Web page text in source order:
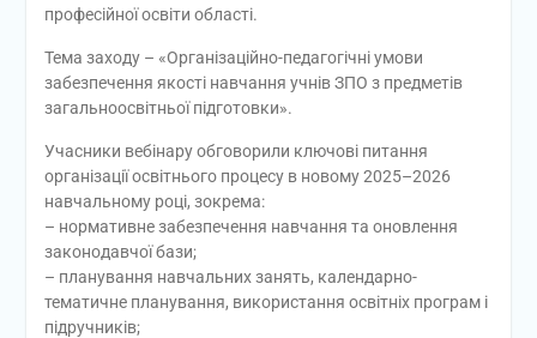
професійної освіти області.
Тема заходу – «Організаційно-педагогічні умови
забезпечення якості навчання учнів ЗПО з предметів
загальноосвітньої підготовки».
Учасники вебінару обговорили ключові питання
організації освітнього процесу в новому 2025–2026
навчальному році, зокрема:
– нормативне забезпечення навчання та оновлення
законодавчої бази;
– планування навчальних занять, календарно-
тематичне планування, використання освітніх програм і
підручників;